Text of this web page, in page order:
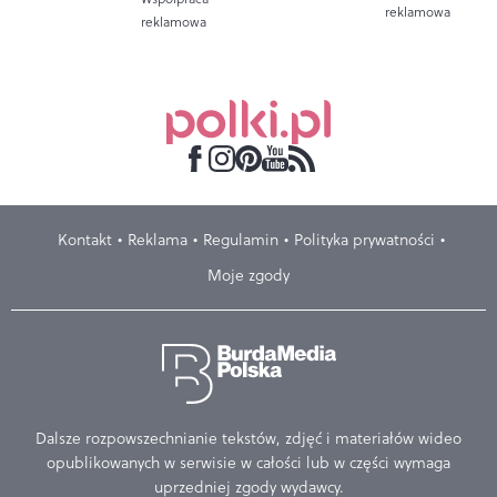
reklamowa
reklamowa
Kontakt Reklama Regulamin
Polityka prywatności
Moje zgody
Dalsze rozpowszechnianie tekstów, zdjęć i materiałów wideo
opublikowanych w serwisie w całości lub w części wymaga
uprzedniej zgody wydawcy.